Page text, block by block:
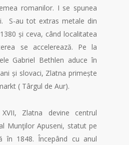
romanilor. I se spunea
S-au tot extras metale din
și ceva, când localitatea
se accelerează. Pe la
Gabriel Bethlen aduce în
și slovaci, Zlatna primește
( Târgul de Aur).
Zlatna devine centrul
Munţilor Apuseni, statut pe
în 1848. Începând cu anul